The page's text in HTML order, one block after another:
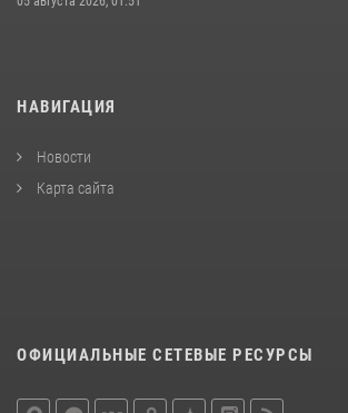
НАВИГАЦИЯ
Новости
Карта сайта
ОФИЦИАЛЬНЫЕ СЕТЕВЫЕ РЕСУРСЫ